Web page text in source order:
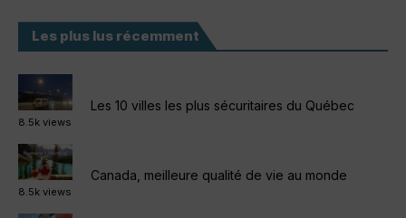
Les plus lus récemment
Les 10 villes les plus sécuritaires du Québec
8.5k views
Canada, meilleure qualité de vie au monde
8.5k views